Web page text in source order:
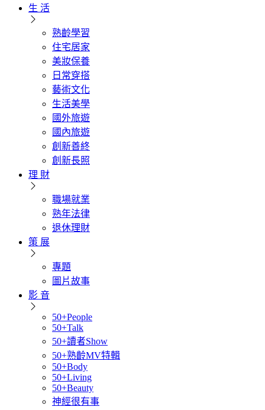
生 活
熟齡學習
住宅居家
美妝保養
日常穿搭
藝術文化
生活美學
國外旅遊
國內旅遊
創新善終
創新長照
理 財
職場就業
熟年法律
退休理財
策 展
專題
圖片故事
影 音
50+People
50+Talk
50+讀者Show
50+熟齡MV特輯
50+Body
50+Living
50+Beauty
神經很有事